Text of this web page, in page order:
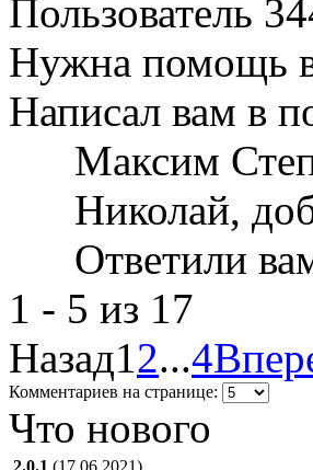
Пользователь
Нужна помощь
Написал вам в
Максим
Николай,
Ответили
1 - 5 из 17
Назад12...4
Комментариев на странице:
Что нового